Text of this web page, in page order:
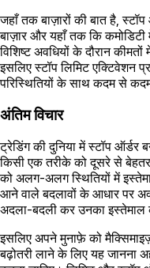
जहाँ तक बाज़ारों की बात है,
बाज़ार और यहाँ तक कि कमोडिटी
विशिष्ट अवधियों के दौरान
इसलिए स्टॉप लिमिट एक्टिवेशन
परिस्थितियों के साथ कदम से
अंतिम विचार
ट्रेडिंग की दुनिया में स्टॉप ऑर्डर
किसी एक तरीके को दूसरे से बेहतर
को अलग-अलग स्थितियों में
आने वाले बदलावों के आधार पर
अदला-बदली कर उनका इस्तेमाल
इसलिए अपने मुनाफ़े को
बढ़ोतरी लाने के लिए यह जानना